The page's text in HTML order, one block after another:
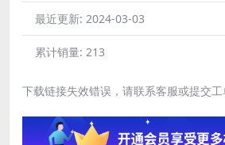
最近更新: 2024-03-03
累计销量: 213
下载链接失效错误，请联系客服或提交